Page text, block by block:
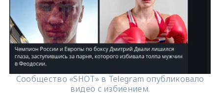
Сообщество «SHOT» в Telegram опубликовало
видео с избиением.